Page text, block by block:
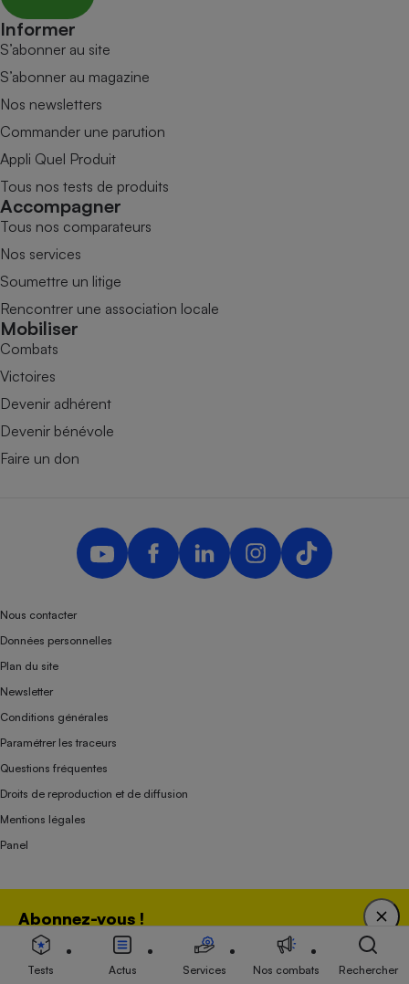
Abonnez-vous !
Bénéficiez d'une expertise unique tout en soutenant
une association 100 % indépendante de l'Etat, des
Informer
S’abonner au site
S’abonner au magazine
Nos newsletters
Commander une parution
Appli Quel Produit
Tous nos tests de produits
Accompagner
Tous nos comparateurs
Nos services
Soumettre un litige
Rencontrer une association locale
Mobiliser
Combats
Victoires
Devenir adhérent
Devenir bénévole
Faire un don
Nous contacter
Données personnelles
Plan du site
Newsletter
Conditions générales
Paramétrer les traceurs
Questions fréquentes
Droits de reproduction et de diffusion
Mentions légales
Panel
Association indépendante de l’État, des syndicats, des producteurs et des
distributeurs depuis 1951.
Tests Actus Services Nos combats Rechercher